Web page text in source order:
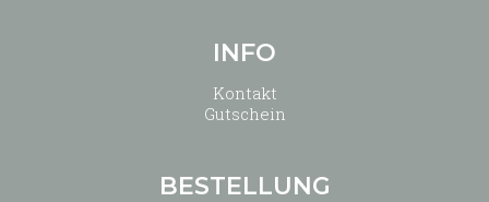
INFO
Kontakt
Gutschein
BESTELLUNG